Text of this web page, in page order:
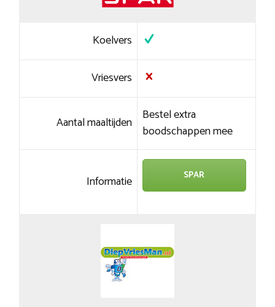
Koelvers
Vriesvers
Aantal maaltijden Bestel extra
boodschappen mee
Informatie SPAR